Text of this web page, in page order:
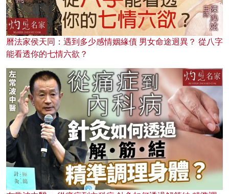
曆法家侯天同：遇到多少感情姻緣債 男女命途迥異？ 從八字
能看透你的七情六欲？